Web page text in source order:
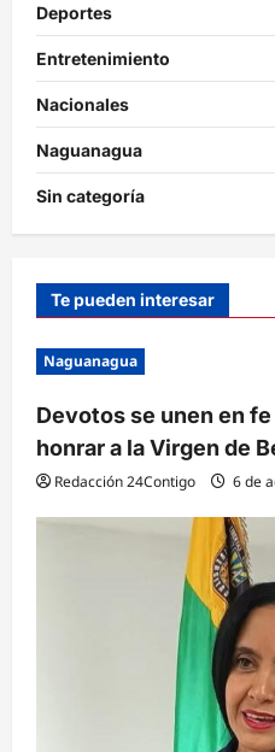
Deportes
Entretenimiento
Nacionales
Naguanagua
Sin categoría
Te pueden interesar
Naguanagua
Devotos se unen en
honrar a la Virgen de
Redacción 24Contigo 6 de